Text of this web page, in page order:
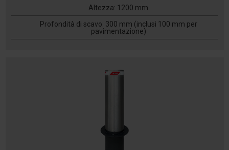
Altezza: 1200 mm
Profondità di scavo: 300 mm (inclusi 100 mm per
pavimentazione)